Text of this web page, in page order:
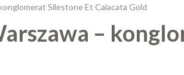
Silestone Et Calacata Gold
–